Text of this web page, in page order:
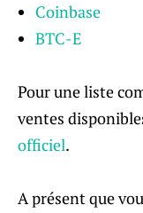
Coinbase
BTC-E
Pour une liste
ventes
officiel.
A présent que